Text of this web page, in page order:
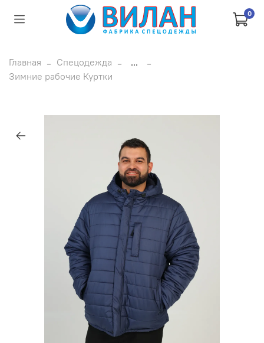
0
Главная Спецодежда
...
Зимние рабочие Куртки